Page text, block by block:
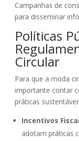
Campanhas de
para disseminar
Políticas
Circular
Para que a moda
importante contar
práticas
Incentivos
adotam práticas